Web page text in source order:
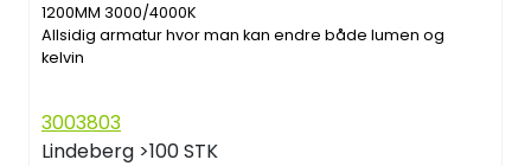
1200MM 3000/4000K
Allsidig armatur hvor man kan endre både lumen og
kelvin
3003803
Lindeberg >100 STK